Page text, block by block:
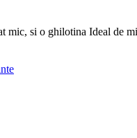
mic, si o ghilotina Ideal de